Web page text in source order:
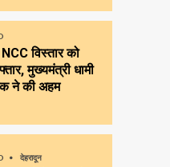
विस्तार को
मुख्यमंत्री धामी
ने की अहम
देहरादून